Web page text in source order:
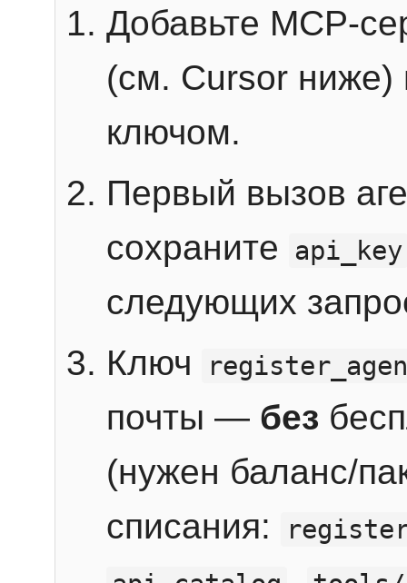
Добавьте MCP-
(см. Cursor ниже)
ключом.
Первый вызов
сохраните
api_key
следующих
Ключ
почты — без
(нужен баланс/
списания: